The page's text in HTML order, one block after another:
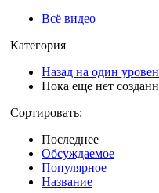
Всё видео
Категория
Назад на один
Пока еще нет
Сортировать:
Последнее
Обсуждаемое
Популярное
Название